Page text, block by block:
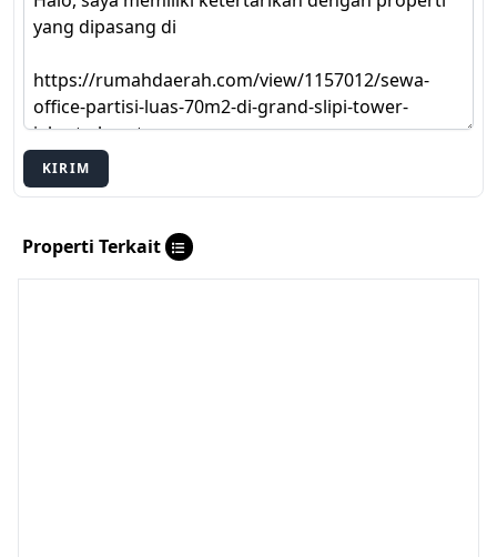
KIRIM
Properti Terkait